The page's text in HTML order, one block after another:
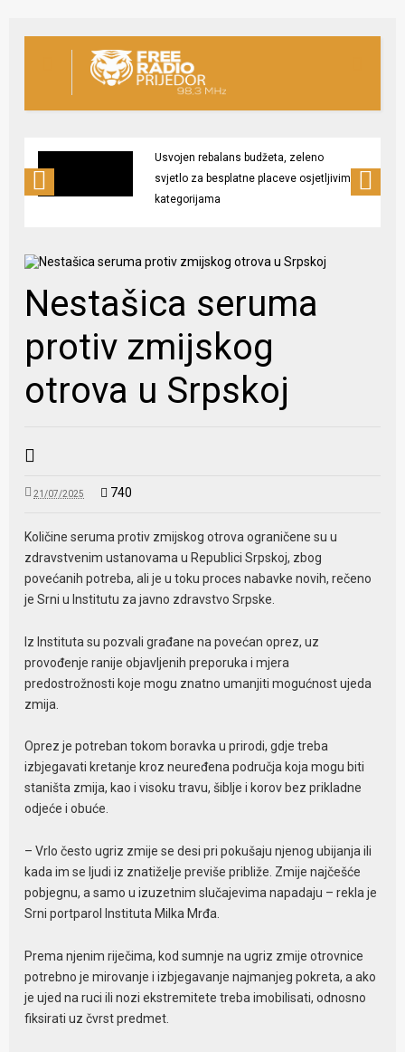
Usvojen rebalans budžeta, zeleno
svjetlo za besplatne placeve osjetljivim
kategorijama
Nestašica seruma
protiv zmijskog
otrova u Srpskoj
21/07/2025 740
Količine seruma protiv zmijskog otrova ograničene su u
zdravstvenim ustanovama u Republici Srpskoj, zbog
povećanih potreba, ali je u toku proces nabavke novih, rečeno
je Srni u Institutu za javno zdravstvo Srpske.
Iz Instituta su pozvali građane na povećan oprez, uz
provođenje ranije objavljenih preporuka i mjera
predostrožnosti koje mogu znatno umanjiti mogućnost ujeda
zmija.
Oprez je potreban tokom boravka u prirodi, gdje treba
izbjegavati kretanje kroz neuređena područja koja mogu biti
staništa zmija, kao i visoku travu, šiblje i korov bez prikladne
odjeće i obuće.
– Vrlo često ugriz zmije se desi pri pokušaju njenog ubijanja ili
kada im se ljudi iz znatiželje previše približe. Zmije najčešće
pobjegnu, a samo u izuzetnim slučajevima napadaju – rekla je
Srni portparol Instituta Milka Mrđa.
Prema njenim riječima, kod sumnje na ugriz zmije otrovnice
potrebno je mirovanje i izbjegavanje najmanjeg pokreta, a ako
je ujed na ruci ili nozi ekstremitete treba imobilisati, odnosno
fiksirati uz čvrst predmet.